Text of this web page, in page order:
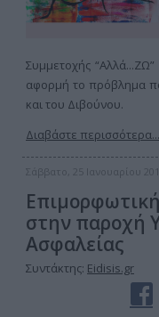
Συμμετοχής
αφορμή το πρόβλημα
και του Διβούνου.
Διαβάστε περισσότερα...
Σάββατο, 25 Ιανουαρίου
στην παροχή
Ασφαλείας
Συντάκτης: Eidisis.gr